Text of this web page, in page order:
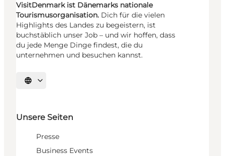
VisitDenmark ist Dänemarks nationale
Tourismusorganisation. Dich für die vielen
Highlights des Landes zu begeistern, ist
buchstäblich unser Job – und wir hoffen, dass
du jede Menge Dinge findest, die du
unternehmen und besuchen kannst.
Sprache auswählen
Unsere Seiten
Presse
Business Events